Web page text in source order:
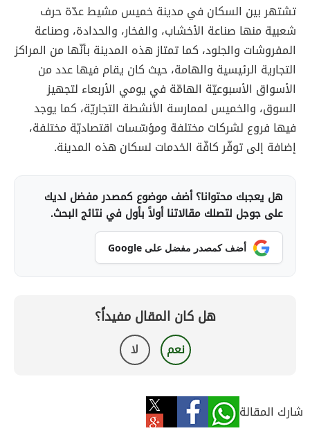
تشتهر بين السكان في مدينة خميس مشيط عدّة حرف
شعبية منها صناعة الأخشاب، والفخار، والحدادة، وصناعة
المفروشات والجلود، كما تمتاز هذه المدينة بأنّها من المراكز
التجارية الرئيسية والهامة، حيث كان يقام فيها عدد من
الأسواق الأسبوعيّة الهامّة في يومي الأربعاء لتجهيز
السوق، والخميس لممارسة الأنشطة التجاريّة، كما يوجد
فيها فروع لشركات مختلفة ومؤسّسات اقتصاديّة مختلفة،
إضافة إلى توفّر كافّة الخدمات لسكان هذه المدينة.
هل يعجبك محتوانا؟ أضف موضوع كمصدر مفضل لديك
على جوجل لتصلك مقالاتنا أولاً بأول في نتائج البحث.
أضف كمصدر مفضل على Google
هل كان المقال مفيداً؟
نعم لا
شارك المقالة